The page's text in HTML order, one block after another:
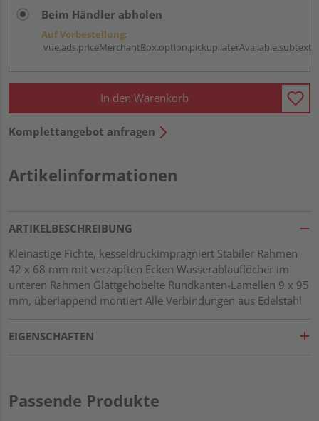
Beim Händler abholen
Auf Vorbestellung:
vue.ads.priceMerchantBox.option.pickup.laterAvailable.subtext
In den Warenkorb
Komplettangebot anfragen
Artikelinformationen
ARTIKELBESCHREIBUNG
Kleinastige Fichte, kesseldruckimprägniert Stabiler Rahmen
42 x 68 mm mit verzapften Ecken Wasserablauflöcher im
unteren Rahmen Glattgehobelte Rundkanten-Lamellen 9 x 95
mm, überlappend montiert Alle Verbindungen aus Edelstahl
EIGENSCHAFTEN
Passende Produkte